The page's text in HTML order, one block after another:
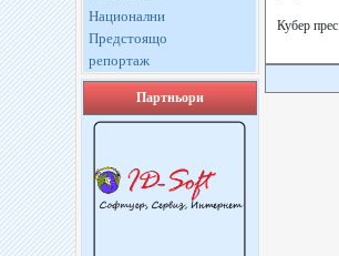
Национални
Предстоящо
репортаж
Партньори
Кубер прес